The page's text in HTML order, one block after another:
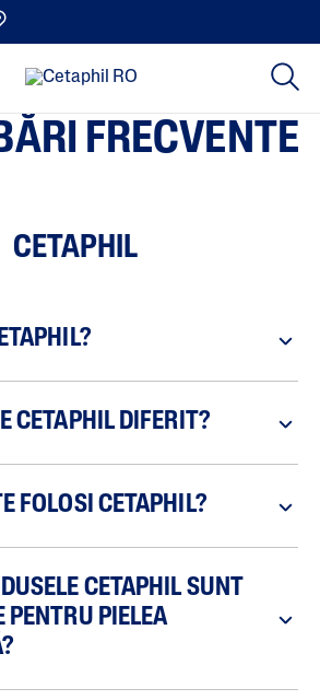
FRECVENTE
CETAPHIL
CETAPHIL DIFERIT?
FOLOSI CETAPHIL?
CETAPHIL SUNT
PENTRU PIELEA